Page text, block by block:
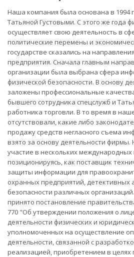
Наша компания была основана в 1994
Татьяной Густовыми. С этого же года
осуществляет свою деятельность в
политические перемены и
государстве сказались на
предприятия. Сначала главным
организации была выбрана сфера
физической безопасности. В основу
заложены профессиональные
бывшего сотрудника спецслужб и
работника торговли. В то время в
отсутствовали, какие либо
продажу средств негласного съема
взято за основу деятельности
участие в нескольких международных
позиционируясь, как поставщик
защиты информации для
охранных предприятий, детективных
безопасности различных
принято постановление
770 "Об утверждении положения о
деятельности физических и
уполномоченных на осуществление
деятельности, связанной с
реализацией, приобретением в целях